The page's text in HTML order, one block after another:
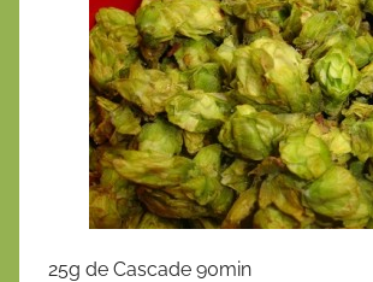
25g de Cascade 90min